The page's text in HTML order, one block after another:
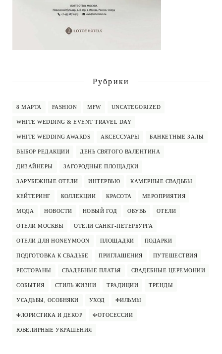
Рубрики
8 МАРТА FASHION MFW UNCATEGORIZED
WHITE WEDDING & EVENT TRAVEL DAY
WHITE WEDDING AWARDS АКСЕССУАРЫ БАНКЕТНЫЕ ЗАЛЫ
ВЫБОР РЕДАКЦИИ ДЕНЬ СВЯТОГО ВАЛЕНТИНА
ДИЗАЙНЕРЫ ЗАГОРОДНЫЕ ПЛОЩАДКИ
ЗАРУБЕЖНЫЕ ОТЕЛИ ИНТЕРВЬЮ КАМЕРНЫЕ СВАДЬБЫ
КЕЙТЕРИНГ КОЛЛЕКЦИИ КРАСОТА МЕРОПРИЯТИЯ
МОДА НОВОСТИ НОВЫЙ ГОД ОБУВЬ ОТЕЛИ
ОТЕЛИ МОСКВЫ ОТЕЛИ САНКТ-ПЕТЕРБУРГА
ОТЕЛИ ДЛЯ HONEYMOON ПЛОЩАДКИ ПОДАРКИ
ПОДГОТОВКА К СВАДЬБЕ ПРИГЛАШЕНИЯ ПУТЕШЕСТВИЯ
РЕСТОРАНЫ СВАДЕБНЫЕ ПЛАТЬЯ СВАДЕБНЫЕ ЦЕРЕМОНИИ
СОБЫТИЯ СТИЛЬ ЖИЗНИ ТРАДИЦИИ ТРЕНДЫ
УСАДЬБЫ, ОСОБНЯКИ УХОД ФИЛЬМЫ
ФЛОРИСТИКА И ДЕКОР ФОТОСЕССИИ
ЮВЕЛИРНЫЕ УКРАШЕНИЯ